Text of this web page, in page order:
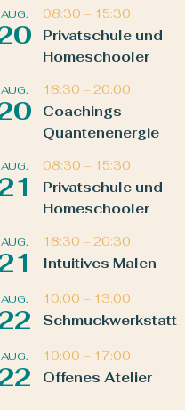
AUG. 08:30 – 15:30
Privatschule und
Homeschooler
AUG. 18:30 – 20:00
Coachings
Quantenenergie
AUG. 08:30 – 15:30
Privatschule und
Homeschooler
AUG. 18:30 – 20:30
Intuitives Malen
AUG. 10:00 – 13:00
Schmuckwerkstatt
AUG. 10:00 – 17:00
Offenes Atelier